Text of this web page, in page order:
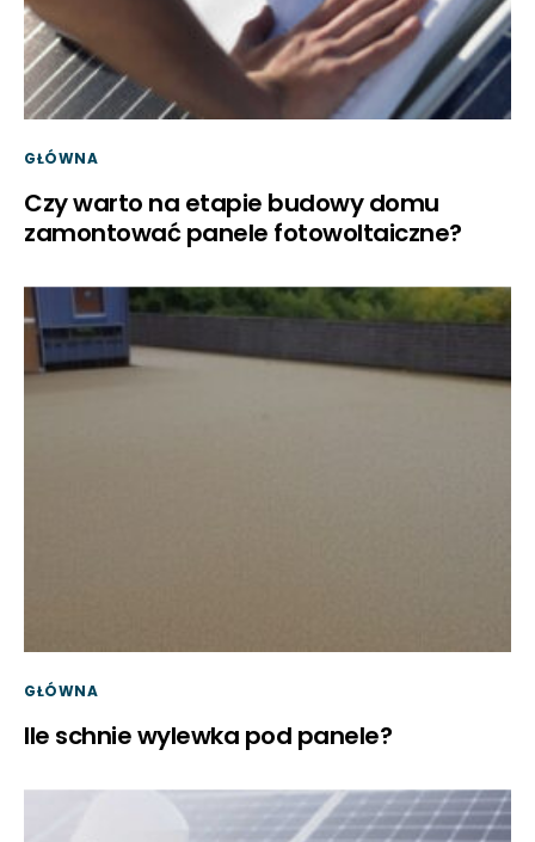
GŁÓWNA
Czy warto na etapie budowy domu
zamontować panele fotowoltaiczne?
GŁÓWNA
Ile schnie wylewka pod panele?